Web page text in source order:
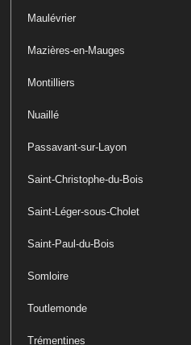
Maulévrier
Mazières-en-Mauges
Montilliers
Nuaillé
Passavant-sur-Layon
Saint-Christophe-du-Bois
Saint-Léger-sous-Cholet
Saint-Paul-du-Bois
Somloire
Toutlemonde
Trémentines